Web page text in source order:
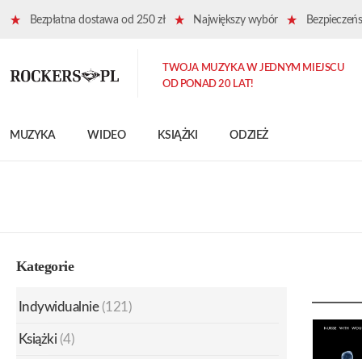
Bezpłatna dostawa od 250 zł Największy wybór
MUZYKA WIDEO KSIĄŻKI ODZIEŻ
TWOJA MUZYKA W JEDNYM MIEJSCU
OD PONAD 20 LAT!
Kategorie
Indywidualnie (121)
Książki (4)